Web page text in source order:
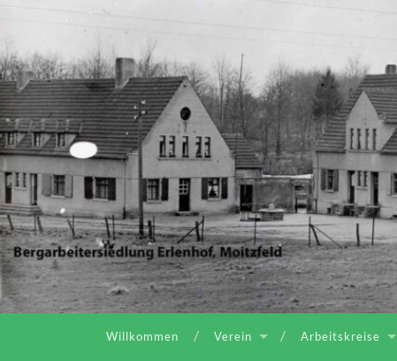
Willkommen Verein Arbeitskreise